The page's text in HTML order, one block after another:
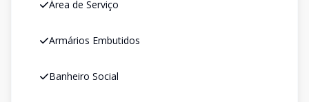
Área de Serviço
Armários Embutidos
Banheiro Social